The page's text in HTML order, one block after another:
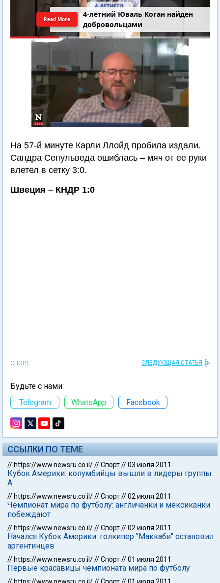
4-летний Юваль Коган найден
добровольцами
Read More
На 57-й минуте Карли Ллойд пробила издали.
Сандра Сепульведа ошиблась – мяч от ее руки
влетел в сетку 3:0.
Швеция – КНДР 1:0
СПОРТ СЛЕДУЮЩАЯ СТАТЬЯ
Будьте с нами:
Telegram
WhatsApp Facebook
ССЫЛКИ ПО ТЕМЕ
// https://www.newsru.co.il///Спорт//03 июля 2011
Кубок Америки: колумбийцы вышли в лидеры группы
А
// https://www.newsru.co.il///Спорт//02 июля 2011
Чемпионат мира по футболу: англичанки и мексиканки
побеждают
// https://www.newsru.co.il///Спорт//02 июля 2011
Начался Кубок Америки: голкипер "Маккаби" остановил
аргентинцев
// https://www.newsru.co.il///Спорт//01 июля 2011
Первые красавицы чемпионата мира по футболу